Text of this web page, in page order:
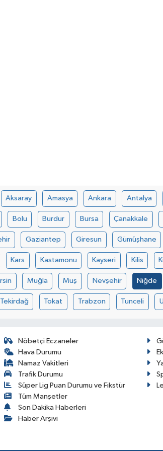
Aksaray Amasya Ankara Antalya
Bolu Burdur Bursa Çanakkale
Gaziantep Giresun Gümüşhane
Kars Kastamonu Kayseri Kilis
Muğla Muş Nevşehir Niğde
Tekirdağ Tokat Trabzon Tunceli
Nöbetçi Eczaneler
Hava Durumu
Namaz Vakitleri
Trafik Durumu
Süper Lig Puan Durumu ve Fikstür
Tüm Manşetler
Son Dakika Haberleri
Haber Arşivi